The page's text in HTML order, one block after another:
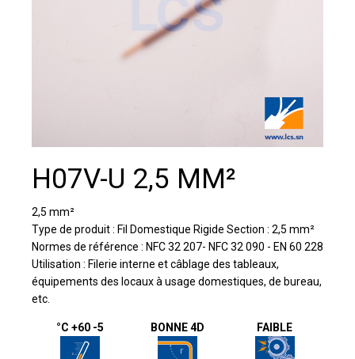
H07V-U 2,5 MM²
2,5 mm²
Type de produit : Fil Domestique Rigide Section : 2,5 mm²
Normes de référence : NFC 32 207- NFC 32 090 - EN 60 228
Utilisation : Filerie interne et câblage des tableaux,
équipements des locaux à usage domestiques, de bureau,
etc.
°C +60 -5 BONNE 4D FAIBLE